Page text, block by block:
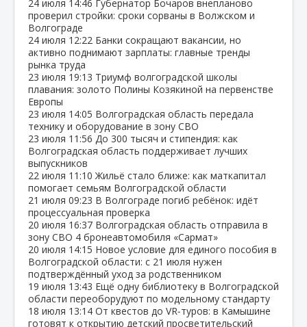
24 июля 14:46 Губернатор Бочаров внепланово
проверил стройки: сроки сорваны в Волжском и
Волгограде
24 июля 12:22 Банки сокращают вакансии, но
активно поднимают зарплаты: главные тренды
рынка труда
23 июля 19:13 Триумф волгоградской школы
плавания: золото Полины Козякиной на первенстве
Европы
23 июля 14:05 Волгоградская область передала
технику и оборудование в зону СВО
23 июля 11:56 До 300 тысяч и стипендия: как
Волгоградская область поддерживает лучших
выпускников
22 июля 11:10 Жильё стало ближе: как маткапитал
помогает семьям Волгоградской области
21 июля 09:23 В Волгограде погиб ребёнок: идёт
процессуальная проверка
20 июля 16:37 Волгоградская область отправила в
зону СВО 4 бронеавтомобиля «Сармат»
20 июля 14:15 Новое условие для единого пособия в
Волгоградской области: с 21 июля нужен
подтверждённый уход за родственником
19 июля 13:43 Ещё одну библиотеку в Волгоградской
области переоборудуют по модельному стандарту
18 июля 13:14 От квестов до VR‑туров: в Камышине
готовят к открытию детский просветительский